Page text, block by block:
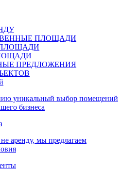
ПЛОЩАДИ
ПРЕДЛОЖЕНИЯ
уникальный выбор помещений
бизнеса
аренду, мы предлагаем